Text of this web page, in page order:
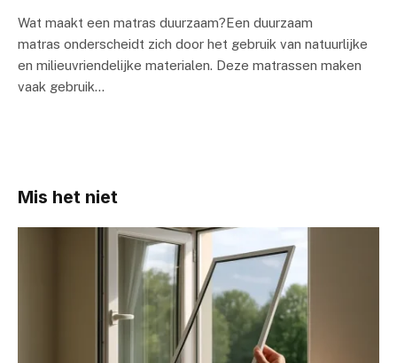
Wat maakt een matras duurzaam?Een duurzaam
matras onderscheidt zich door het gebruik van natuurlijke
en milieuvriendelijke materialen. Deze matrassen maken
vaak gebruik…
Mis het niet